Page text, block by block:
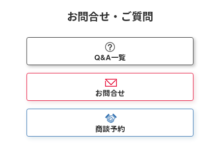
お問合せ・ご質問
Q&A一覧
お問合せ
商談予約